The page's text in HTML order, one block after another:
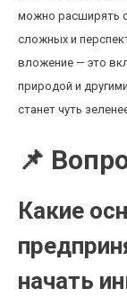
можно расширять
сложных и
вложение — это
природой и
станет чуть
📌
Какие
начать